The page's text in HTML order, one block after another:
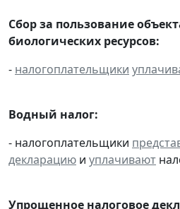
Сбор за пользование
биологических ресурсов:
- налогоплательщики
Водный налог:
- налогоплательщики
декларацию и уплачивают
Упрощенное налоговое